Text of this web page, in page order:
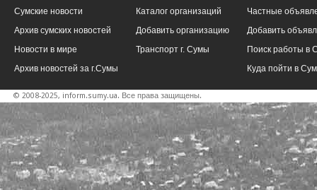
Сумские новости
Архив сумских новостей
Новости в мире
Архив новостей за г.Сумы
Каталог организаций
Добавить организацию
Транспорт г. Сумы
Частные
Добавить
Поиск работы в
Куда пойти в
© 2008-2025, inform.sumy.ua. Все права защищены.